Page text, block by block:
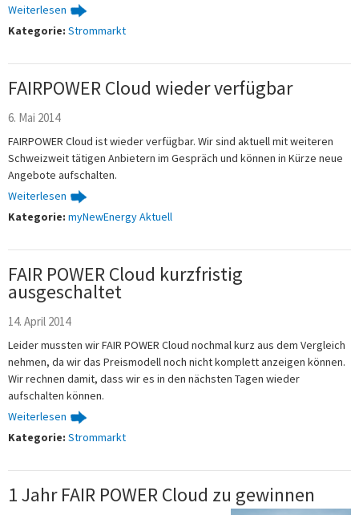
Weiterlesen
Kategorie: Strommarkt
FAIRPOWER Cloud wieder verfügbar
6. Mai 2014
FAIRPOWER Cloud ist wieder verfügbar. Wir sind aktuell mit weiteren
Schweizweit tätigen Anbietern im Gespräch und können in Kürze neue
Angebote aufschalten.
Weiterlesen
Kategorie: myNewEnergy Aktuell
FAIR POWER Cloud kurzfristig
ausgeschaltet
14. April 2014
Leider mussten wir FAIR POWER Cloud nochmal kurz aus dem Vergleich
nehmen, da wir das Preismodell noch nicht komplett anzeigen können.
Wir rechnen damit, dass wir es in den nächsten Tagen wieder
aufschalten können.
Weiterlesen
Kategorie: Strommarkt
1 Jahr FAIR POWER Cloud zu gewinnen